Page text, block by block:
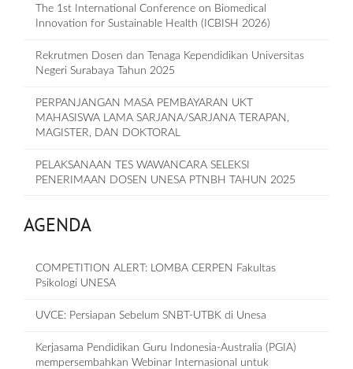
The 1st International Conference on Biomedical
Innovation for Sustainable Health (ICBISH 2026)
Rekrutmen Dosen dan Tenaga Kependidikan Universitas
Negeri Surabaya Tahun 2025
PERPANJANGAN MASA PEMBAYARAN UKT
MAHASISWA LAMA SARJANA/SARJANA TERAPAN,
MAGISTER, DAN DOKTORAL
PELAKSANAAN TES WAWANCARA SELEKSI
PENERIMAAN DOSEN UNESA PTNBH TAHUN 2025
AGENDA
COMPETITION ALERT: LOMBA CERPEN Fakultas
Psikologi UNESA
UVCE: Persiapan Sebelum SNBT-UTBK di Unesa
Kerjasama Pendidikan Guru Indonesia-Australia (PGIA)
mempersembahkan Webinar Internasional untuk